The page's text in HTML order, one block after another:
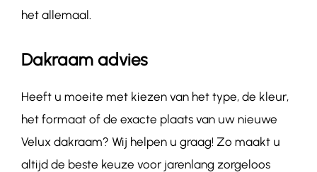
het allemaal.
Dakraam advies
Heeft u moeite met kiezen van het type, de kleur,
het formaat of de exacte plaats van uw nieuwe
Velux dakraam? Wij helpen u graag! Zo maakt u
altijd de beste keuze voor jarenlang zorgeloos